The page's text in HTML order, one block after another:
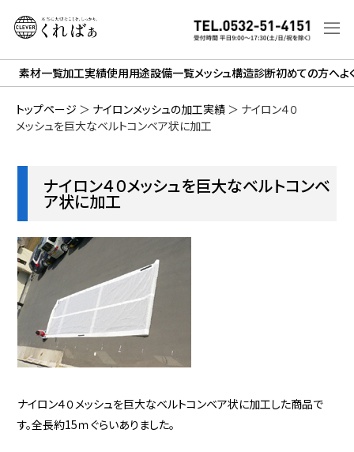
素材一覧加工実績使用用途設備一覧メッシュ構造診断初めての方へよ
トップページ ＞ ナイロンメッシュの加工実績 ＞ ナイロン４０
メッシュを巨大なベルトコンベア状に加工
ナイロン４０メッシュを巨大なベルトコンベ
ア状に加工
ナイロン４０メッシュを巨大なベルトコンベア状に加工した商品で
す。全長約15ｍぐらいありました。